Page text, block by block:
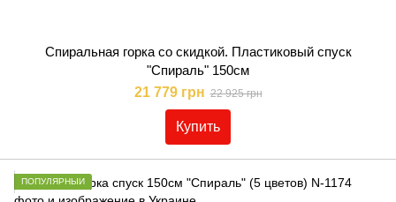
Спиральная горка со скидкой. Пластиковый спуск
"Спираль" 150см
21 779 грн 22 925 грн
Купить
ПОПУЛЯРНЫЙ